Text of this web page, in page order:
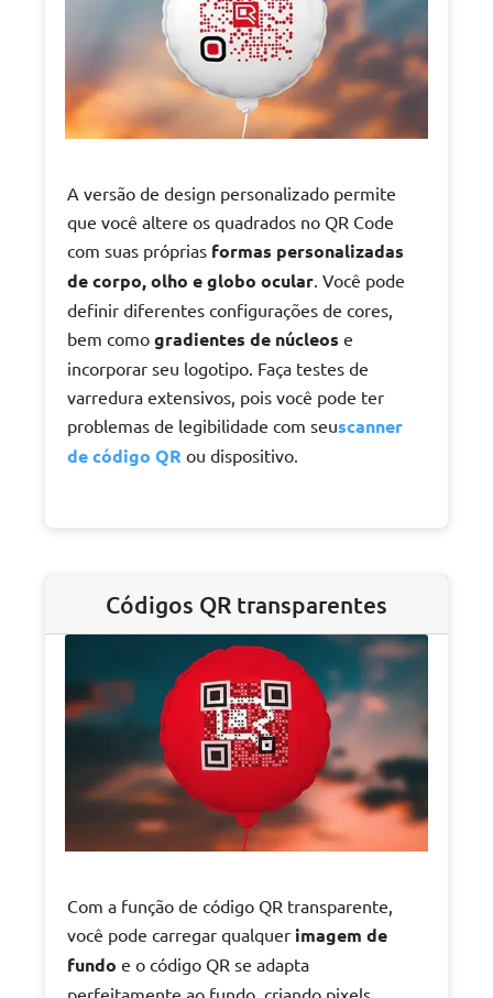
A versão de design personalizado permite
que você altere os quadrados no QR Code
com suas próprias formas personalizadas
de corpo, olho e globo ocular . Você pode
definir diferentes configurações de cores,
bem como gradientes de núcleos e
incorporar seu logotipo. Faça testes de
varredura extensivos, pois você pode ter
problemas de legibilidade com seuscanner
de código QR ou dispositivo.
Códigos QR transparentes
Com a função de código QR transparente,
você pode carregar qualquer imagem de
fundo e o código QR se adapta